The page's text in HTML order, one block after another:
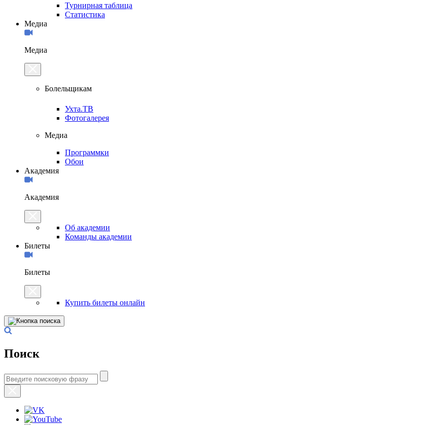
Турнирная таблица
Статистика
Медиа
Медиа
Болельщикам
Ухта.ТВ
Фотогалерея
Медиа
Программки
Обои
Академия
Академия
Об академии
Команды академии
Билеты
Билеты
Купить билеты онлайн
Поиск